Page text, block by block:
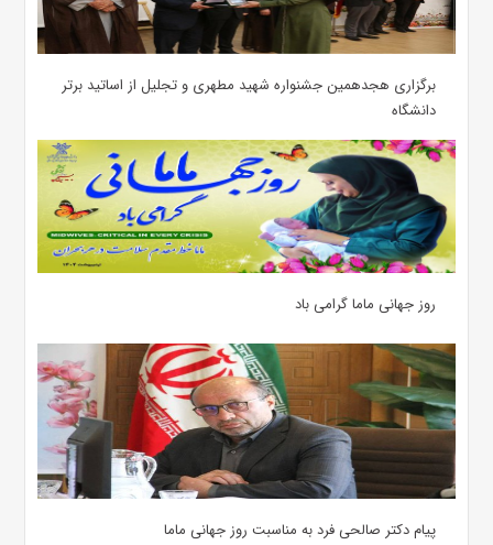
برگزاری هجدهمین جشنواره شهید مطهری و تجلیل از اساتید برتر
دانشگاه
روز جهانی ماما گرامی باد
پیام دکتر صالحی فرد به مناسبت روز جهانی ماما